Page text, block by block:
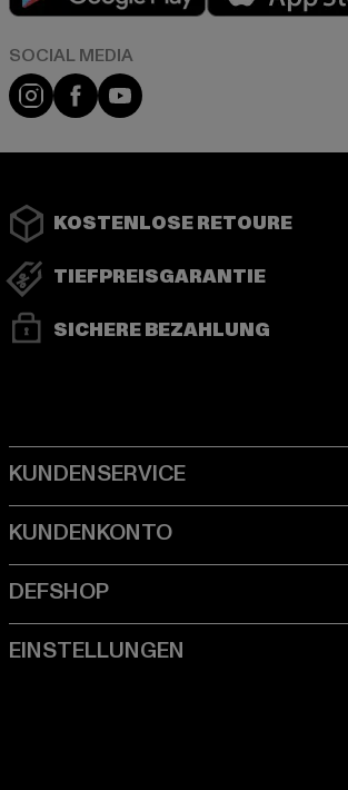
Instagram
FacebookYouTube
KOSTENLOSE RETOURE
TIEFPREISGARANTIE
SICHERE BEZAHLUNG